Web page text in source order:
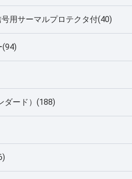
用サーマルプロテクタ付(40)
(94)
ダード）(188)